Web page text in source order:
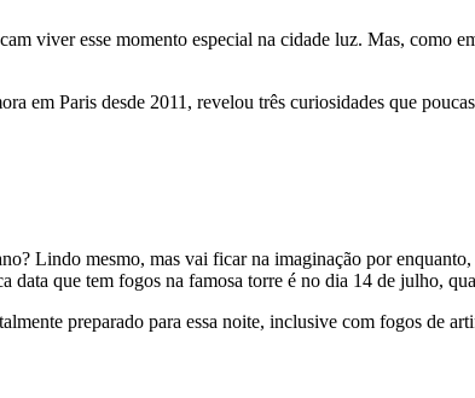
viver esse momento especial na cidade luz. Mas, como
Paris desde 2011, revelou três curiosidades que
Lindo mesmo, mas vai ficar na imaginação por
que tem fogos na famosa torre é no dia 14 de julho,
preparado para essa noite, inclusive com fogos de